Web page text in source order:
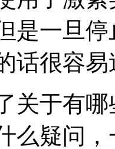
是一旦
话很容
关于有
么疑问